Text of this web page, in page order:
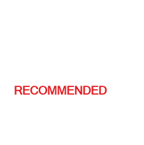
RECOMMENDED